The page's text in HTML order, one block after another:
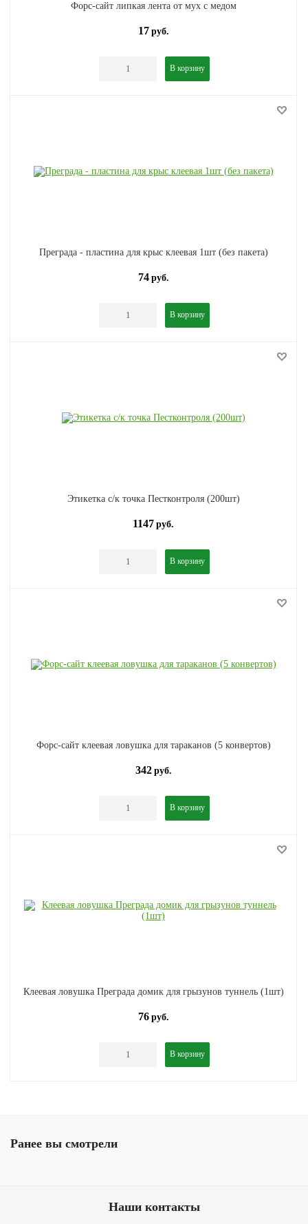
Форс-сайт липкая лента от мух с медом
17 руб.
В корзину
Преграда - пластина для крыс клеевая 1шт (без пакета)
74 руб.
В корзину
Этикетка с/к точка Пестконтроля (200шт)
1147 руб.
В корзину
Форс-сайт клеевая ловушка для тараканов (5 конвертов)
342 руб.
В корзину
Клеевая ловушка Преграда домик для грызунов туннель (1шт)
76 руб.
В корзину
Ранее вы смотрели
Наши контакты